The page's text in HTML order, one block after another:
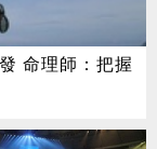
命理師：把握